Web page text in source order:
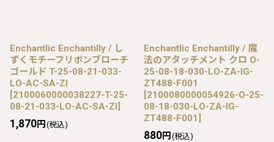
Enchantlic Enchantilly / し
ずくモチーフリボンブローチ
ゴールド T-25-08-21-033-
LO-AC-SA-ZI
[2100060000038227-T-25-
08-21-033-LO-AC-SA-ZI]
1,870円 (税込)
Enchantlic Enchantilly / 魔
法のアタッチメント クロ O-
25-08-18-030-LO-ZA-IG-
ZT488-F001
[2100080000054926-O-25-
08-18-030-LO-ZA-IG-
ZT488-F001 ]
880円 (税込)